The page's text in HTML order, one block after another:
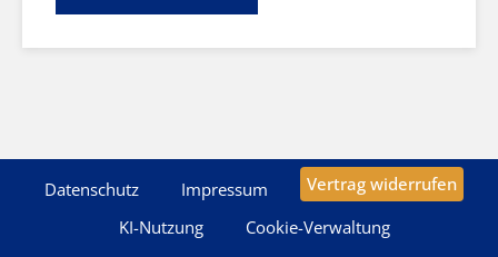
Datenschutz Impressum
Vertrag widerrufen
KI-Nutzung
Cookie-Verwaltung